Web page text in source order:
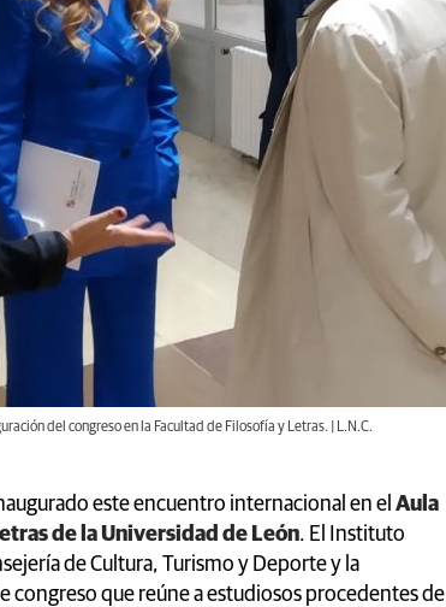
del congreso en la Facultad de Filosofía y Letras. | L.N.C.
este encuentro internacional en el Aula
de la Universidad de León. El Instituto
de Cultura, Turismo y Deporte y la
congreso que reúne a estudiosos procedentes de